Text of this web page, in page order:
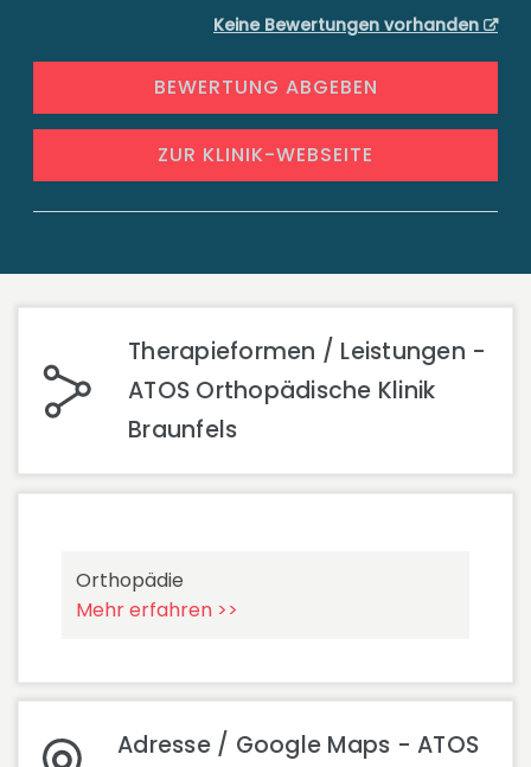
Keine Bewertungen vorhanden
BEWERTUNG ABGEBEN
ZUR KLINIK-WEBSEITE
Therapieformen / Leistungen -
ATOS Orthopädische Klinik
Braunfels
Orthopädie
Mehr erfahren >>
Adresse / Google Maps - ATOS